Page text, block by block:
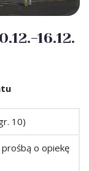
16.12.
10)
prośbą o opiekę